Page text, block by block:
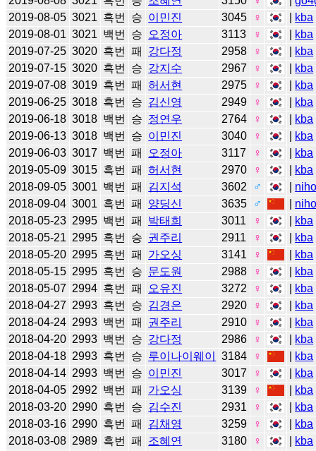
2019-08-05 3021 흑번 승 이민진 3045 ♀ kba
2019-08-01 3021 백번 승 오정아 3113 ♀ kba
2019-07-25 3020 흑번 패 강다정 2958 ♀ kba
2019-07-15 3020 흑번 승 강지수 2967 ♀ kba
2019-07-08 3019 흑번 패 허서현 2975 ♀ kba
2019-06-25 3018 흑번 승 김신영 2949 ♀ kba
2019-06-18 3018 백번 승 정연우 2764 ♀ kba
2019-06-13 3018 백번 승 이민진 3040 ♀ kba
2019-06-03 3017 백번 패 오정아 3117 ♀ kba
2019-05-09 3015 흑번 패 허서현 2970 ♀ kba
2018-09-05 3001 백번 패 김지석 3602 ♂
2018-09-04 3001 흑번 패 양딩신 3635 ♂
2018-05-23 2995 백번 패 박태희 3011 ♀ kba
2018-05-21 2995 흑번 승 권주리 2911 ♀ kba
2018-05-20 2995 흑번 패 가오싱 3141 ♀ kba
2018-05-15 2995 흑번 승 문도원 2988 ♀ kba
2018-05-07 2994 흑번 패 오유진 3272 ♀ kba
2018-04-27 2993 흑번 승 김경은 2920 ♀ kba
2018-04-24 2993 백번 패 권주리 2910 ♀ kba
2018-04-20 2993 백번 승 강다정 2986 ♀ kba
2018-04-18 2993 흑번 승 루이나이웨이 3184 ♀ kba
2018-04-14 2993 백번 승 이민진 3017 ♀ kba
2018-04-05 2992 백번 패 가오싱 3139 ♀ kba
2018-03-20 2990 흑번 승 김수진 2931 ♀ kba
2018-03-16 2990 흑번 패 김채영 3259 ♀ kba
2018-03-08 2989 흑번 패 조혜연 3180 ♀ kba